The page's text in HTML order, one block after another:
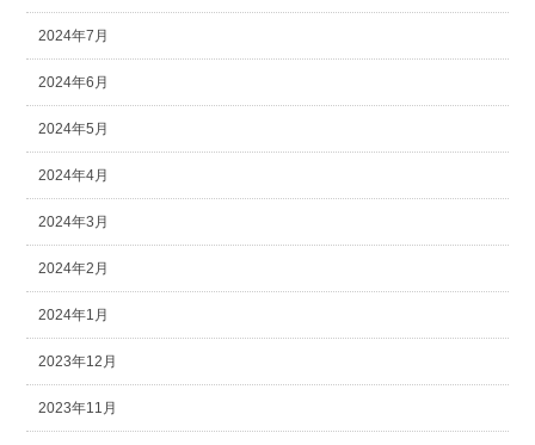
2024年7月
2024年6月
2024年5月
2024年4月
2024年3月
2024年2月
2024年1月
2023年12月
2023年11月